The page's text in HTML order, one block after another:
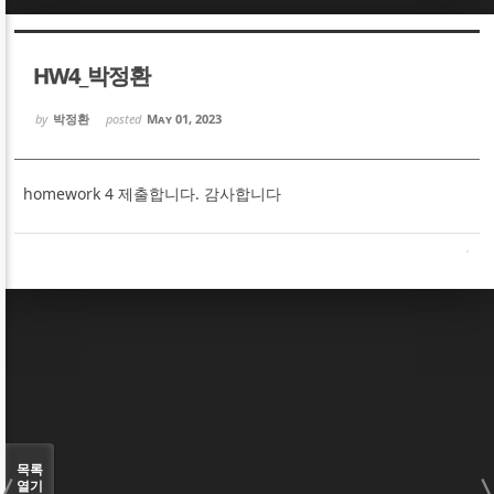
HW4_박정환
by 박정환 posted May 01, 2023
homework 4 제출합니다. 감사합니다
목록
열기
Sketchbook5, 스케치북5
Sketchbook5, 스케치북5
Sketchbook5, 스케치북5
Sketchbook5, 스케치북5